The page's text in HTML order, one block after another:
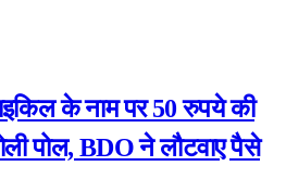
के नाम पर 50 रुपये की
पोल, BDO ने लौटवाए पैसे